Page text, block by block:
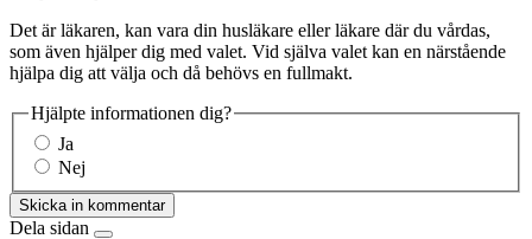
Det är läkaren, kan vara din husläkare eller läkare där du vårdas,
som även hjälper dig med valet. Vid själva valet kan en närstående
hjälpa dig att välja och då behövs en fullmakt.
Hjälpte informationen dig?
Ja
Nej
Skicka in kommentar
Dela sidan